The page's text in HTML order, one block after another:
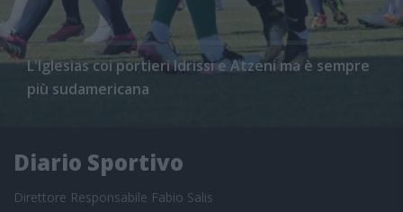
L'Iglesias coi portieri Idrissi e Atzeni ma è sempre
più sudamericana
Diario Sportivo
Direttore Responsabile Fabio Salis